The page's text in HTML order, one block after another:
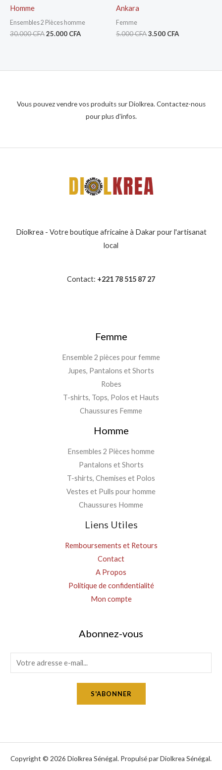
Homme
Ensembles 2 Pièces homme
30.000CFA25.000 CFA
Ankara
Femme
5.000CFA3.500 CFA
Vous pouvez vendre vos produits sur Diolkrea. Contactez-nous
pour plus d'infos.
Diolkrea - Votre boutique africaine à Dakar pour l'artisanat
local
Contact: +221 78 515 87 27
Femme
Ensemble 2 pièces pour femme
Jupes, Pantalons et Shorts
Robes
T-shirts, Tops, Polos et Hauts
Chaussures Femme
Homme
Ensembles 2 Pièces homme
Pantalons et Shorts
T-shirts, Chemises et Polos
Vestes et Pulls pour homme
Chaussures Homme
Liens Utiles
Remboursements et Retours
Contact
A Propos
Politique de confidentialité
Mon compte
Abonnez-vous
m
S'ABONNER
Copyright © 2026 Diolkrea Sénégal. Propulsé par Diolkrea Sénégal.